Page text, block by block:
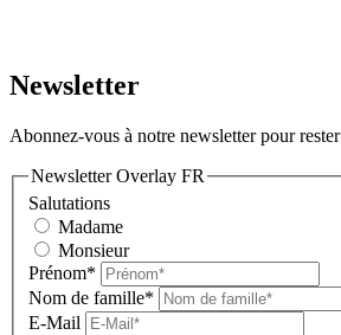
Newsletter
Abonnez-vous à notre newsletter pour
Newsletter Overlay FR
Salutations
Madame
Monsieur
Prénom*
Nom de famille*
E-Mail